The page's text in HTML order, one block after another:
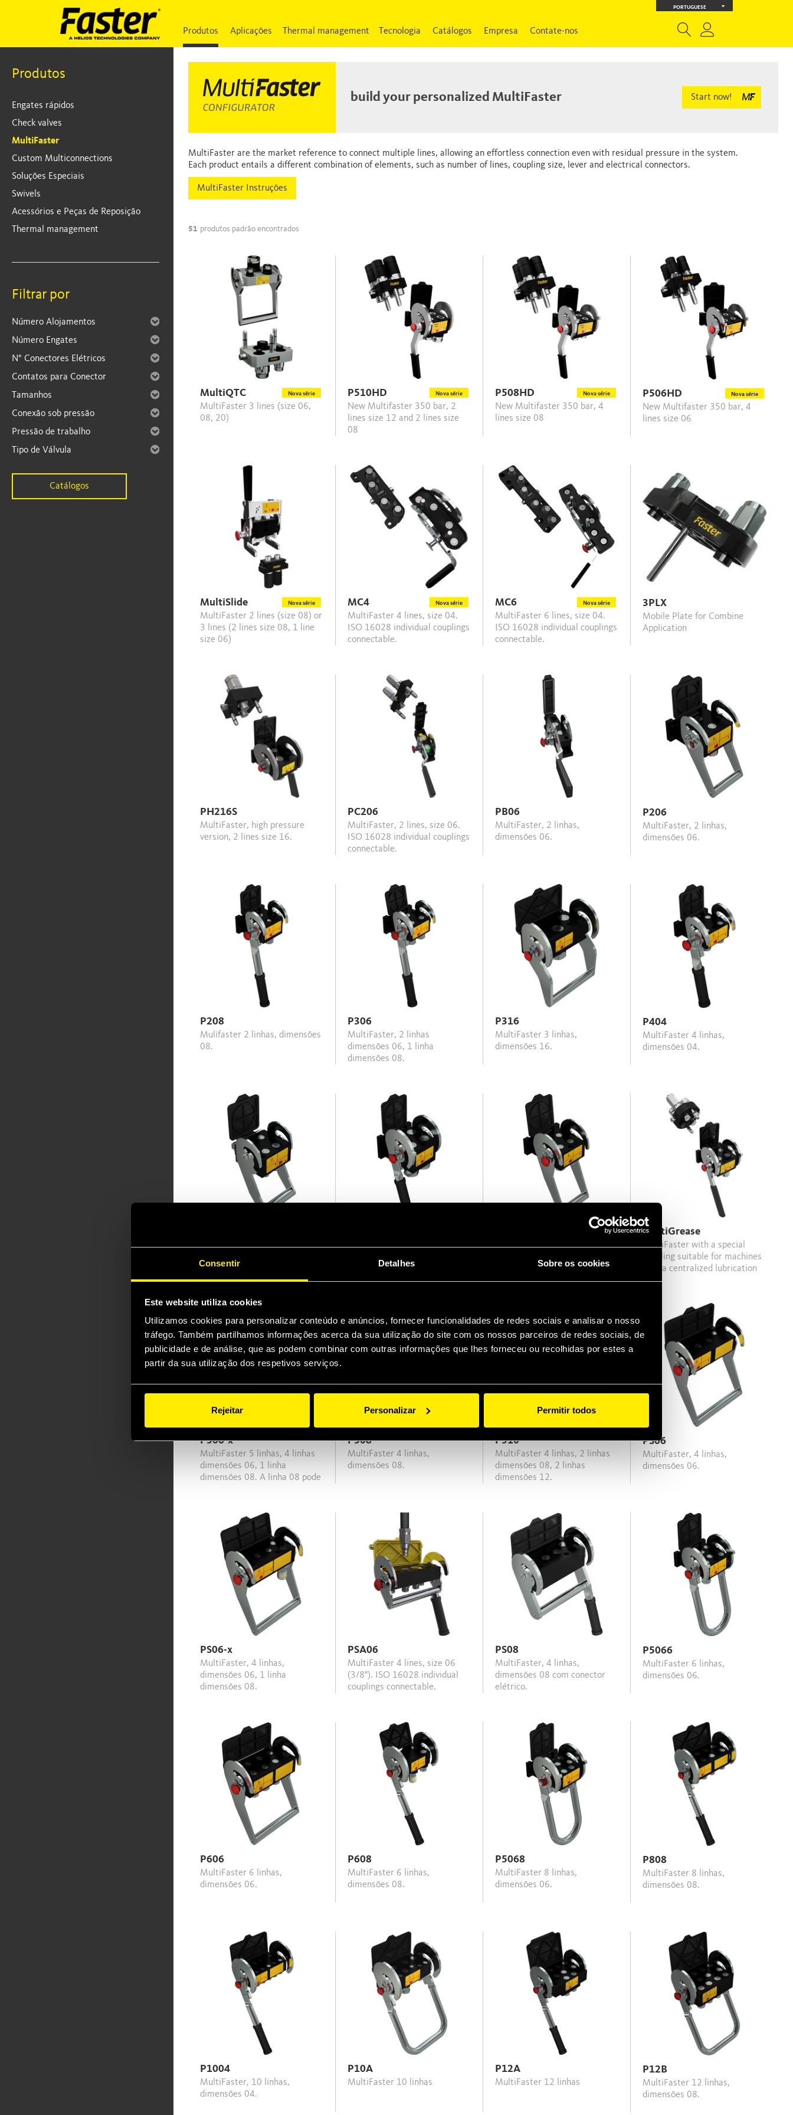
Consentir Detalhes Sobre os cookies
Este website utiliza cookies
Utilizamos cookies para personalizar conteúdo e anúncios, fornecer funcionalidades de redes sociais e analisar o nosso
tráfego. Também partilhamos informações acerca da sua utilização do site com os nossos parceiros de redes sociais, de
publicidade e de análise, que as podem combinar com outras informações que lhes forneceu ou recolhidas por estes a
partir da sua utilização dos respetivos serviços.
Rejeitar Personalizar Permitir todos
PORTUGUESE
Produtos Aplicações Thermal management Tecnologia Catálogos Empresa Contate-nos
Produtos
Engates rápidos
Check valves
MultiFaster
Custom Multiconnections
Soluções Especiais
Swivels
Acessórios e Peças de Reposição
Thermal management
Filtrar por
Número Alojamentos
Número Engates
N° Conectores Elétricos
Contatos para Conector
Tamanhos
Conexão sob pressão
Pressão de trabalho
Tipo de Válvula
Catálogos
build your personalized MultiFaster Start now!
MultiFaster are the market reference to connect multiple lines, allowing an effortless connection even with residual pressure in the system.
Each product entails a different combination of elements, such as number of lines, coupling size, lever and electrical connectors.
MultiFaster Instruções
51 produtos padrão encontrados
MultiQTC Nova série
MultiFaster 3 lines (size 06,
08, 20)
P510HD Nova série
New Multifaster 350 bar, 2
lines size 12 and 2 lines size
08
P508HD Nova série
New Multifaster 350 bar, 4
lines size 08
P506HD Nova série
New Multifaster 350 bar, 4
lines size 06
MultiSlide Nova série
MultiFaster 2 lines (size 08) or
3 lines (2 lines size 08, 1 line
size 06)
MC4 Nova série
MultiFaster 4 lines, size 04.
ISO 16028 individual couplings
connectable.
MC6 Nova série
MultiFaster 6 lines, size 04.
ISO 16028 individual couplings
connectable.
3PLX
Mobile Plate for Combine
Application
PH216S
MultiFaster, high pressure
version, 2 lines size 16.
PC206
MultiFaster, 2 lines, size 06.
ISO 16028 individual couplings
connectable.
PB06
MultiFaster, 2 linhas,
dimensões 06.
P206
MultiFaster, 2 linhas,
dimensões 06.
P208
Mulifaster 2 linhas, dimensões
08.
P306
MultiFaster, 2 linhas
dimensões 06, 1 linha
dimensões 08.
P316
MultiFaster 3 linhas,
dimensões 16.
P404
MultiFaster 4 linhas,
dimensões 04.
MultiGrease
MultiFaster with a special
coupling suitable for machines
with a centralized lubrication
system.
P506-x
MultiFaster 5 linhas, 4 linhas
dimensões 06, 1 linha
dimensões 08. A linha 08 pode
P508
MultiFaster 4 linhas,
dimensões 08.
P510
MultiFaster 4 linhas, 2 linhas
dimensões 08, 2 linhas
dimensões 12.
PS06
MultiFaster, 4 linhas,
dimensões 06.
PS06-x
MultiFaster, 4 linhas,
dimensões 06, 1 linha
dimensões 08.
PSA06
MultiFaster 4 lines, size 06
(3/8"). ISO 16028 individual
couplings connectable.
PS08
MultiFaster, 4 linhas,
dimensões 08 com conector
elétrico.
P5066
MultiFaster 6 linhas,
dimensões 06.
P606
MultiFaster 6 linhas,
dimensões 06.
P608
MultiFaster 6 linhas,
dimensões 08.
P5068
MultiFaster 8 linhas,
dimensões 06.
P808
MultiFaster 8 linhas,
dimensões 08.
P1004
MultiFaster, 10 linhas,
dimensões 04.
P10A
MultiFaster 10 linhas
P12A
MultiFaster 12 linhas
P12B
MultiFaster 12 linhas,
dimensões 08.